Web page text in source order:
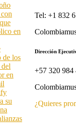
en
de los
en
su
Tel: +1 832
Dirección
+57 320 984
¿Quieres